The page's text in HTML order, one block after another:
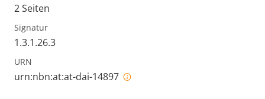
2 Seiten
Signatur
1.3.1.26.3
URN
urn:nbn:at:at-dai-14897